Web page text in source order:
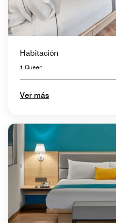
Habitación
1 Queen
Ver más